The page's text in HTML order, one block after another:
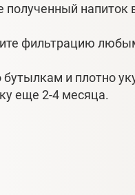
полученный напиток
фильтрацию
бутылкам и плотно
еще 2-4 месяца.